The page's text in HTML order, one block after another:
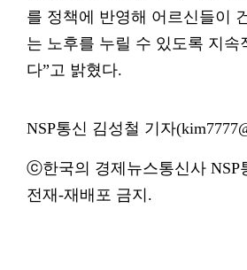
를 정책에 반영해 어르신들이
는 노후를 누릴 수 있도록 지속
다”고 밝혔다.
NSP통신 김성철 기자
ⓒ한국의 경제뉴스통신사 NSP
전재-재배포 금지.